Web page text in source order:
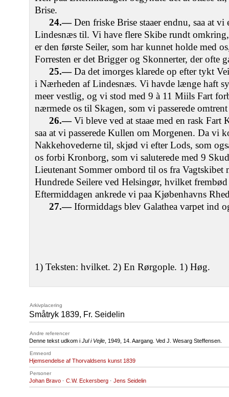
Brise.
24.—Den friske Brise staaer endnu, saa at vi
Lindesnæs til. Vi have flere Skibe rundt
er den første Seiler, som har kunnet holde med
Forresten er det Brigger og Skonnerter, der ofte
25.—Da det imorges klarede op efter tykt
i Nærheden af Lindesnæs. Vi havde længe haft
meer vestlig, og vi stod med 9 à 11 Miils Fart
nærmede os til Skagen, som vi passerede
26.—Vi bleve ved at staae med en rask Fart
saa at vi passerede Kullen om Morgenen. Da vi
Nakkehovederne til, skjød vi efter Lods, som
os forbi Kronborg, som vi saluterede med 9
Lieutenant Sommer ombord til os fra Vagtskibet
Hundrede Seilere ved Helsingør, hvilket
Eftermiddagen ankrede vi paa Kjøbenhavns
27.—Iformiddags blev Galathea varpet ind
1) Teksten: hvilket. 2) En Rørgople. 1) Høg.
Arkivplacering
Småtryk 1839, Fr. Seidelin
Andre referencer
Denne tekst udkom i Jul i Vejle , 1949, 14. Aargang. Ved J. Wesarg Steffensen.
Emneord
Hjemsendelse af Thorvaldsens kunst 1839
Personer
Johan Bravo · C.W. Eckersberg · Jens Seidelin